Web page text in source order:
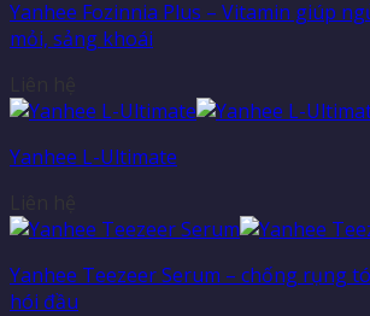
Yanhee Fozinnia Plus – Vitamin giúp
mỏi, sảng khoái
Yanhee L-Ultimate
Yanhee Teezeer Serum – chống rụng
hói đầu